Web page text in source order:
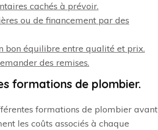
cachés à prévoir.
ou de financement par des
bon équilibre entre qualité et prix.
des remises.
formations de plombier.
formations de plombier avant
les coûts associés à chaque